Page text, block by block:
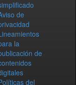
de
la
de
del